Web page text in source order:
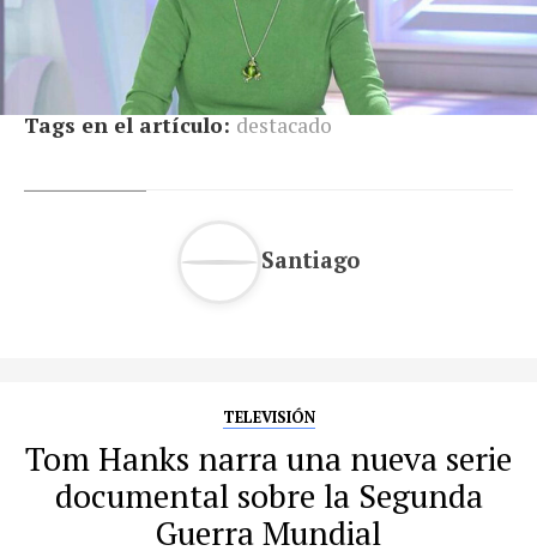
Tags en el artículo: destacado
Santiago
TELEVISIÓN
Tom Hanks narra una nueva serie
documental sobre la Segunda
Guerra Mundial